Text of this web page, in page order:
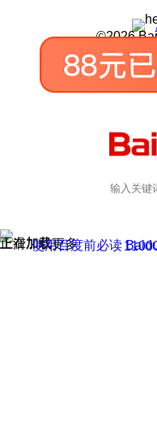
©2026
正在加载
上滑加载更多
使用百度前必读京公网